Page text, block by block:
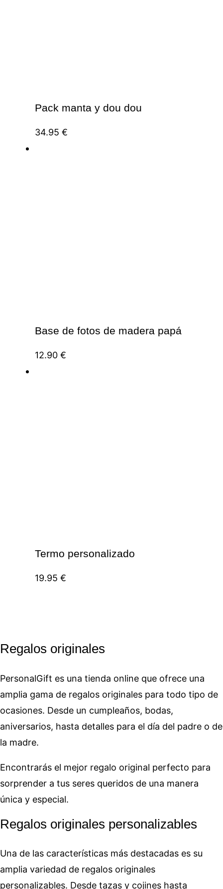
Pack manta y dou dou
34.95 €
Base de fotos de madera papá
12.90 €
Termo personalizado
19.95 €
Regalos originales
PersonalGift es una tienda online que ofrece una
amplia gama de regalos originales para todo tipo de
ocasiones. Desde un cumpleaños, bodas,
aniversarios, hasta detalles para el día del padre o de
la madre.
Encontrarás el mejor regalo original perfecto para
sorprender a tus seres queridos de una manera
única y especial.
Regalos originales personalizables
Una de las características más destacadas es su
amplia variedad de regalos originales
personalizables. Desde tazas y cojines hasta